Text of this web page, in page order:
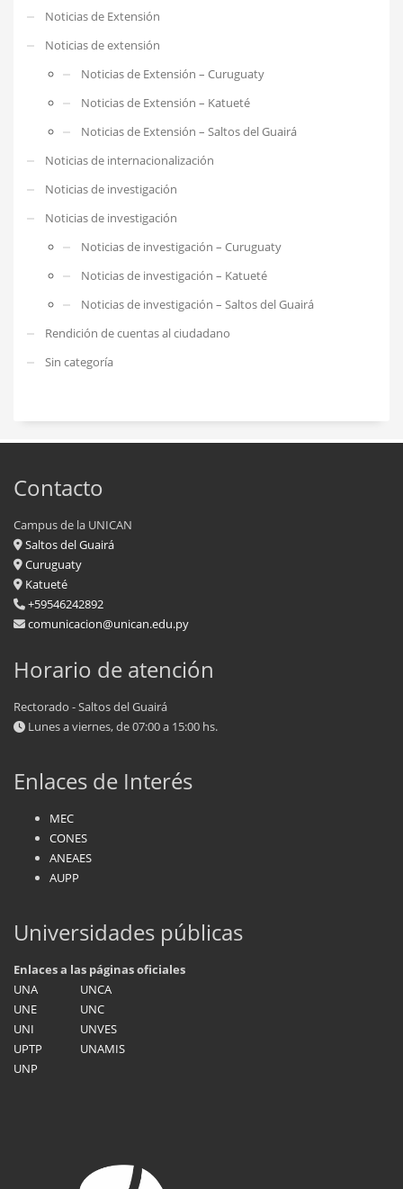
Noticias de Extensión
Noticias de extensión
Noticias de Extensión – Curuguaty
Noticias de Extensión – Katueté
Noticias de Extensión – Saltos del Guairá
Noticias de internacionalización
Noticias de investigación
Noticias de investigación
Noticias de investigación – Curuguaty
Noticias de investigación – Katueté
Noticias de investigación – Saltos del Guairá
Rendición de cuentas al ciudadano
Sin categoría
Contacto
Campus de la UNICAN
Saltos del Guairá
Curuguaty
Katueté
+59546242892
comunicacion@unican.edu.py
Horario de atención
Rectorado - Saltos del Guairá
Lunes a viernes, de 07:00 a 15:00 hs.
Enlaces de Interés
MEC
CONES
ANEAES
AUPP
Universidades públicas
Enlaces a las páginas oficiales
UNA
UNCA
UNE
UNC
UNI
UNVES
UPTP
UNAMIS
UNP